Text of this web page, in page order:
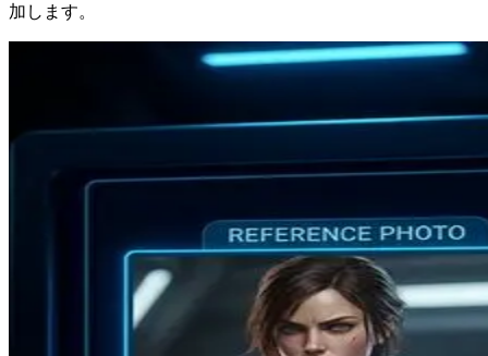
加します。